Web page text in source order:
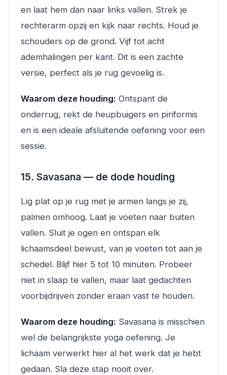
en laat hem dan naar links vallen. Strek je
rechterarm opzij en kijk naar rechts. Houd je
schouders op de grond. Vijf tot acht
ademhalingen per kant. Dit is een zachte
versie, perfect als je rug gevoelig is.
Waarom deze houding: Ontspant de
onderrug, rekt de heupbuigers en piriformis
en is een ideale afsluitende oefening voor een
sessie.
15. Savasana — de dode houding
Lig plat op je rug met je armen langs je zij,
palmen omhoog. Laat je voeten naar buiten
vallen. Sluit je ogen en ontspan elk
lichaamsdeel bewust, van je voeten tot aan je
schedel. Blijf hier 5 tot 10 minuten. Probeer
niet in slaap te vallen, maar laat gedachten
voorbijdrijven zonder eraan vast te houden.
Waarom deze houding: Savasana is misschien
wel de belangrijkste yoga oefening. Je
lichaam verwerkt hier al het werk dat je hebt
gedaan. Sla deze stap nooit over.